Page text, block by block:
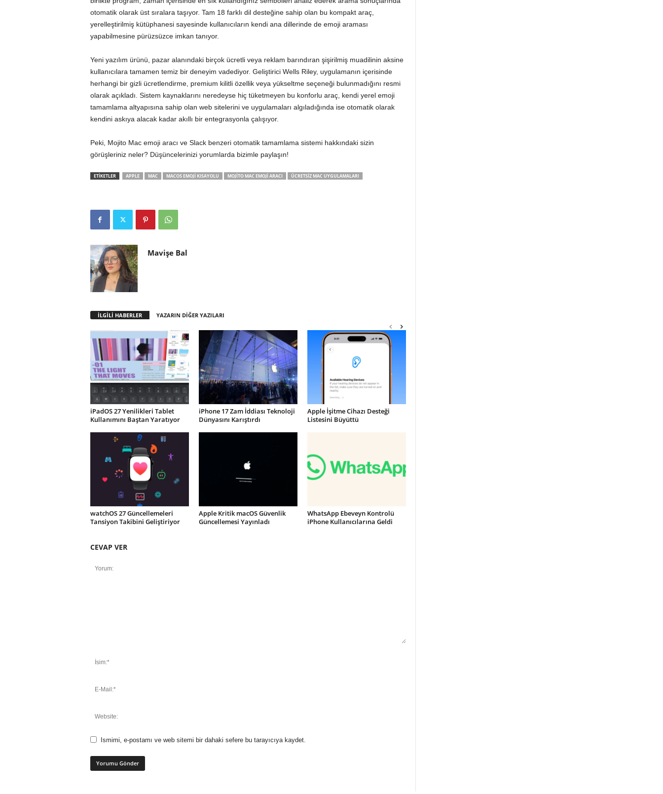
otomatik olarak üst sıralara taşıyor. Tam 18 farklı dil desteğine sahip olan bu kompakt araç,
yerelleştirilmiş kütüphanesi sayesinde kullanıcıların kendi ana dillerinde de emoji araması
yapabilmesine pürüzsüzce imkan tanıyor.
Yeni yazılım ürünü, pazar alanındaki birçok ücretli veya reklam barındıran şişirilmiş muadilinin aksine
kullanıcılara tamamen temiz bir deneyim vadediyor. Geliştirici Wells Riley, uygulamanın içerisinde
herhangi bir gizli ücretlendirme, premium kilitli özellik veya yükseltme seçeneği bulunmadığını resmi
olarak açıkladı. Sistem kaynaklarını neredeyse hiç tüketmeyen bu konforlu araç, kendi yerel emoji
tamamlama altyapısına sahip olan web sitelerini ve uygulamaları algıladığında ise otomatik olarak
kendini askıya alacak kadar akıllı bir entegrasyonla çalışıyor.
Peki, Mojito Mac emoji aracı ve Slack benzeri otomatik tamamlama sistemi hakkındaki sizin
görüşleriniz neler? Düşüncelerinizi yorumlarda bizimle paylaşın!
ETİKETLER APPLE MAC MACOS EMOJI KISAYOLU MOJITO MAC EMOJI ARACI ÜCRETSIZ MAC UYGULAMALARI
Mavişe Bal
İLGİLİ HABERLER YAZARIN DİĞER YAZILARI
iPadOS 27 Yenilikleri Tablet
Kullanımını Baştan Yaratıyor
iPhone 17 Zam İddiası Teknoloji
Dünyasını Karıştırdı
Apple İşitme Cihazı Desteği
Listesini Büyüttü
watchOS 27 Güncellemeleri
Tansiyon Takibini Geliştiriyor
Apple Kritik macOS Güvenlik
Güncellemesi Yayınladı
WhatsApp Ebeveyn Kontrolü
iPhone Kullanıcılarına Geldi
CEVAP VER
Ismimi, e-postamı ve web sitemi bir dahaki sefere bu tarayıcıya kaydet.